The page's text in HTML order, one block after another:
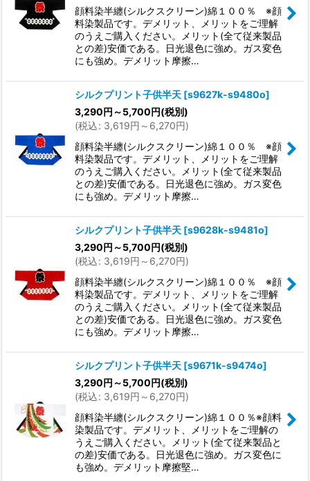
顔料染半纏(シルクスクリーン)綿１００％ ※顔
料染製品です。デメリット、メリットをご理解
のうえご購入ください。メリット(全て従来製品
との差)安価である。日光退色に強め。ガス変色
にも強め。デメリット摩擦…
シルクプリント子供半天 [s9627k-s9480o]
3,290円 ～5,700円(税別)
(税込: 3,619円 ～6,270円)
顔料染半纏(シルクスクリーン)綿１００％ ※顔
料染製品です。デメリット、メリットをご理解
のうえご購入ください。メリット(全て従来製品
との差)安価である。日光退色に強め。ガス変色
にも強め。デメリット摩擦…
シルクプリント子供半天 [s9628k-s9481o]
3,290円 ～5,700円(税別)
(税込: 3,619円 ～6,270円)
顔料染半纏(シルクスクリーン)綿１００％ ※顔
料染製品です。デメリット、メリットをご理解
のうえご購入ください。メリット(全て従来製品
との差)安価である。日光退色に強め。ガス変色
にも強め。デメリット摩擦…
シルクプリント子供半天 [s9671k-s9474o]
3,290円 ～5,700円(税別)
(税込: 3,619円 ～6,270円)
顔料染半纏(シルクスクリーン)綿１００％※顔料
染製品です。デメリット、メリットをご理解の
うえご購入ください。メリット(全て従来製品と
の差)安価である。日光退色に強め。ガス変色に
も強め。デメリット摩擦堅…